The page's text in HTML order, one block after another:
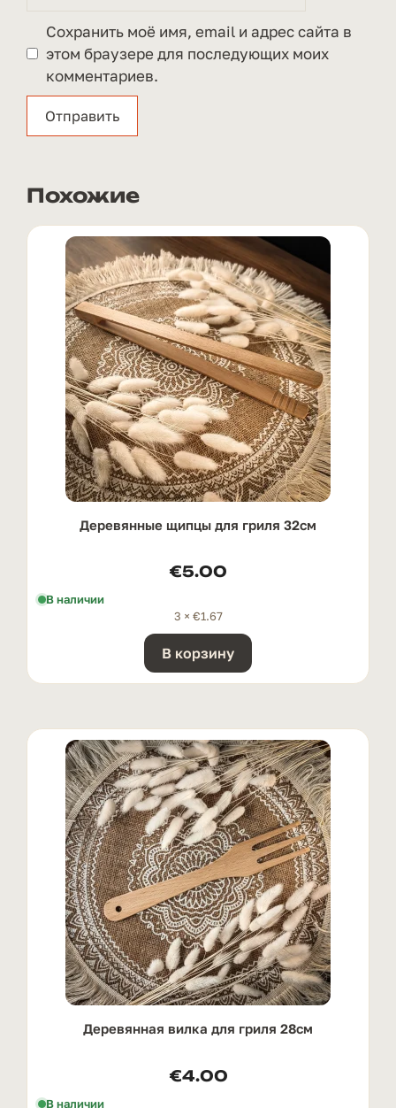
Сохранить моё имя, email и адрес сайта в
этом браузере для последующих моих
комментариев.
Похожие
Деревянные щипцы для гриля 32см
€5.00
В наличии
3 × €1.67
В корзину
Деревянная вилка для гриля 28см
€4.00
В наличии